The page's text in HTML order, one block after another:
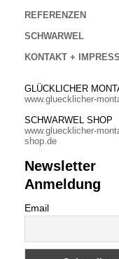
REFERENZEN
SCHWARWEL
KONTAKT +
GLÜCKLICHER
www.gluecklicher-
SCHWARWEL SHOP
www.gluecklicher-
shop.de
Newsletter
Anmeldung
Email